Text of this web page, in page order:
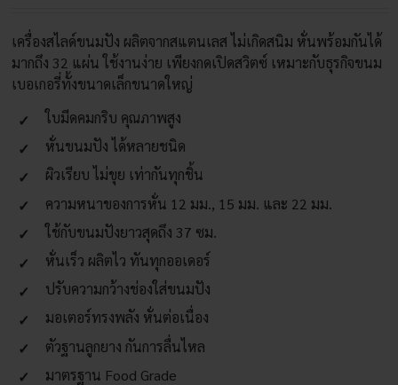
฿19,900.00
จาก 5
คะแนนเต็ม
การให้
คะแนนของ
ลูกค้า
เครื่องสไลด์ขนมปัง ผลิตจากสแตนเลส ไม่เกิดสนิม หั่นพร้อมกันได้
มากถึง 32 แผ่น ใช้งานง่าย เพียงกดเปิดสวิตซ์ เหมาะกับธุรกิจขนม
เบอเกอรี่ทั้งขนาดเล็กขนาดใหญ่
ใบมีดคมกริบ คุณภาพสูง
หั่นขนมปัง ได้หลายชนิด
ผิวเรียบ ไม่ขุย เท่ากันทุกชิ้น
ความหนาของการหั่น 12 มม., 15 มม. และ 22 มม.
ใช้กับขนมปังยาวสุดถึง 37 ซม.
หั่นเร็ว ผลิตไว ทันทุกออเดอร์
ปรับความกว้างช่องใส่ขนมปัง
มอเตอร์ทรงพลัง หั่นต่อเนื่อง
ตัวฐานลูกยาง กันการลื่นไหล
มาตรฐาน Food Grade